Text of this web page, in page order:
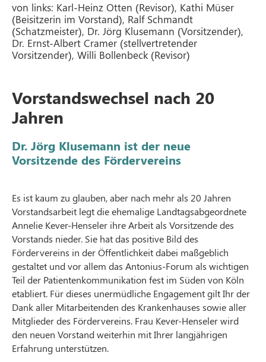
von links: Karl-Heinz Otten (Revisor), Kathi Müser
(Beisitzerin im Vorstand), Ralf Schmandt
(Schatzmeister), Dr. Jörg Klusemann (Vorsitzender),
Dr. Ernst-Albert Cramer (stellvertretender
Vorsitzender), Willi Bollenbeck (Revisor)
Vorstandswechsel nach 20
Jahren
Dr. Jörg Klusemann ist der neue
Vorsitzende des Fördervereins
Es ist kaum zu glauben, aber nach mehr als 20 Jahren
Vorstandsarbeit legt die ehemalige Landtagsabgeordnete
Annelie Kever-Henseler ihre Arbeit als Vorsitzende des
Vorstands nieder. Sie hat das positive Bild des
Fördervereins in der Öffentlichkeit dabei maßgeblich
gestaltet und vor allem das Antonius-Forum als wichtigen
Teil der Patientenkommunikation fest im Süden von Köln
etabliert. Für dieses unermüdliche Engagement gilt Ihr der
Dank aller Mitarbeitenden des Krankenhauses sowie aller
Mitglieder des Fördervereins. Frau Kever-Henseler wird
den neuen Vorstand weiterhin mit Ihrer langjährigen
Erfahrung unterstützen.